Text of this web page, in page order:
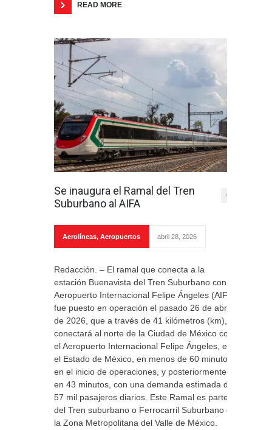
READ MORE
Se inaugura el Ramal del Tren
Suburbano al AIFA
0
Aerolíneas, Aeropuertos abril 28, 2026
Redacción. – El ramal que conecta a la
estación Buenavista del Tren Suburbano con el
Aeropuerto Internacional Felipe Ángeles (AIFA)
fue puesto en operación el pasado 26 de abril
de 2026, que a través de 41 kilómetros (km),
conectará al norte de la Ciudad de México con
el Aeropuerto Internacional Felipe Ángeles, en
el Estado de México, en menos de 60 minutos
en el inicio de operaciones, y posteriormente
en 43 minutos, con una demanda estimada de
57 mil pasajeros diarios. Este Ramal es parte
del Tren suburbano o Ferrocarril Suburbano de
la Zona Metropolitana del Valle de México.